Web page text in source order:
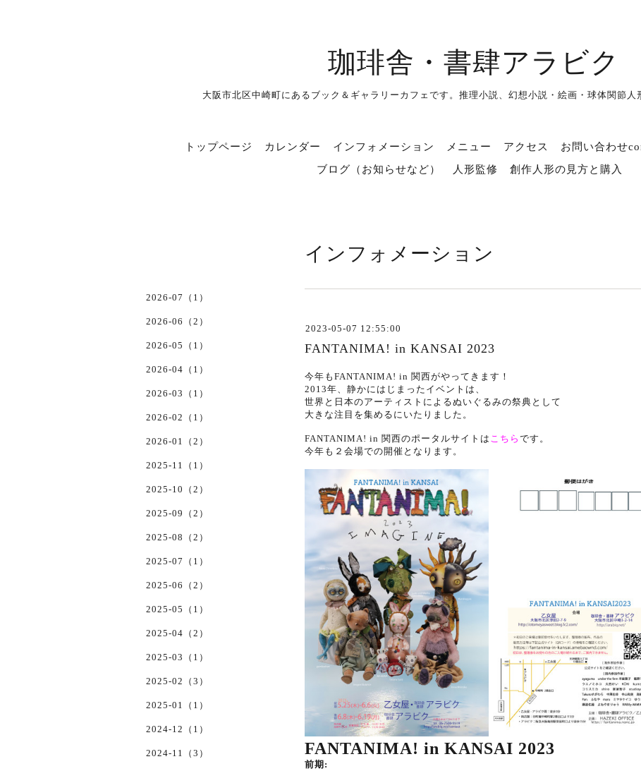
珈琲舎・書肆アラビク
大阪市北区中崎町にあるブック＆ギャラリーカフェです。推理小説、幻想小説・絵画・球体関節人
トップページ カレンダー インフォメーション メニュー アクセス お問い合わせ
ブログ（お知らせなど）
人形監修 創作人形の見方と購入
インフォメーション
2023-05-07 12:55:00
FANTANIMA! in KANSAI 2023
今年もFANTANIMA! in 関西がやってきます！
2013年、静かにはじまったイベントは、
世界と日本のアーティストによるぬいぐるみの祭典として
大きな注目を集めるにいたりました。
FANTANIMA! in 関西のポータルサイトは こちら です。
今年も２会場での開催となります。
FANTANIMA! in KANSAI 2023
前期:
2026-07（1）
2026-06（2）
2026-05（1）
2026-04（1）
2026-03（1）
2026-02（1）
2026-01（2）
2025-11（1）
2025-10（2）
2025-09（2）
2025-08（2）
2025-07（1）
2025-06（2）
2025-05（1）
2025-04（2）
2025-03（1）
2025-02（3）
2025-01（1）
2024-12（1）
2024-11（3）